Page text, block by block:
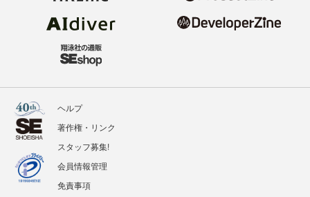
ヘルプ
著作権・リンク
スタッフ募集!
会員情報管理
免責事項